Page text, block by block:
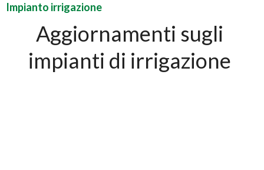
Impianto irrigazione
Aggiornamenti sugli
impianti di irrigazione